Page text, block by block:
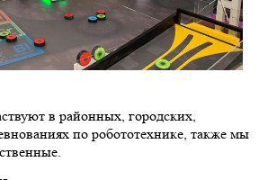
в районных, городских,
по робототехнике, также мы